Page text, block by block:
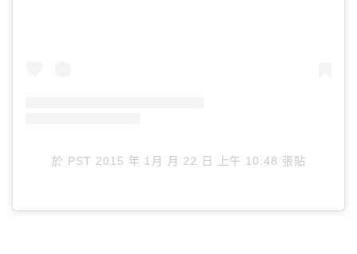
於 PST 2015 年 1月 月 22 日 上午 10:48 張貼